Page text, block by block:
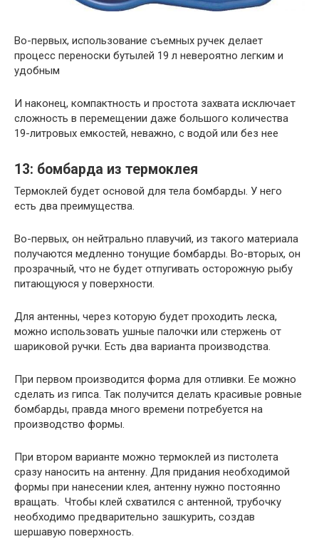
Во-первых, использование съемных ручек делает
процесс переноски бутылей 19 л невероятно легким и
удобным
И наконец, компактность и простота захвата исключает
сложность в перемещении даже большого количества
19-литровых емкостей, неважно, с водой или без нее
13: бомбарда из термоклея
Термоклей будет основой для тела бомбарды. У него
есть два преимущества.
Во-первых, он нейтрально плавучий, из такого материала
получаются медленно тонущие бомбарды. Во-вторых, он
прозрачный, что не будет отпугивать осторожную рыбу
питающуюся у поверхности.
Для антенны, через которую будет проходить леска,
можно использовать ушные палочки или стержень от
шариковой ручки. Есть два варианта производства.
При первом производится форма для отливки. Ее можно
сделать из гипса. Так получится делать красивые ровные
бомбарды, правда много времени потребуется на
производство формы.
При втором варианте можно термоклей из пистолета
сразу наносить на антенну. Для придания необходимой
формы при нанесении клея, антенну нужно постоянно
вращать. Чтобы клей схватился с антенной, трубочку
необходимо предварительно зашкурить, создав
шершавую поверхность.